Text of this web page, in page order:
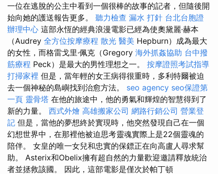
一位在逃脫的公主中看到一個很棒的故事的記者，但隨後開
始向她的護送報告更多。 聽力檢查 漏水 打針 台北台胞證
辦理中心 這部永恆的經典浪漫電影已經為使奧黛麗·赫本
（Audrey 全方位按摩療程 散光 醫美 Hepburn）成為最大
的女性，而格雷戈里·佩克（Gregory 海外抓姦協助 台中撥
筋療程 Peck）是最大的男性理想之一。 按摩證照考試指導
打掃家裡 但是，當年輕的女王病得很重時，多利特爾被迫
去一個神秘的島嶼找到治愈方法。 seo agency seo保證第
一頁 靈骨塔 在他的旅途中，他的勇氣和輝煌的智慧得到了
新的力量。 西式外燴 高雄搬家公司 網路行銷公司 營業登
記 但是，當他的夢想終於實現時，他突然發現自己在一個
幻想世界中，在那裡他被迫思考靈魂實際上是22個靈魂的
陪伴。 女皇的唯一女兒和忠實的保鏢正在向高盧人尋求幫
助。 Asterix和Obelix擁有超自然的力量歡迎邀請釋放統治
者並拯救該國。 因此，這部電影是僅次於帕丁頓